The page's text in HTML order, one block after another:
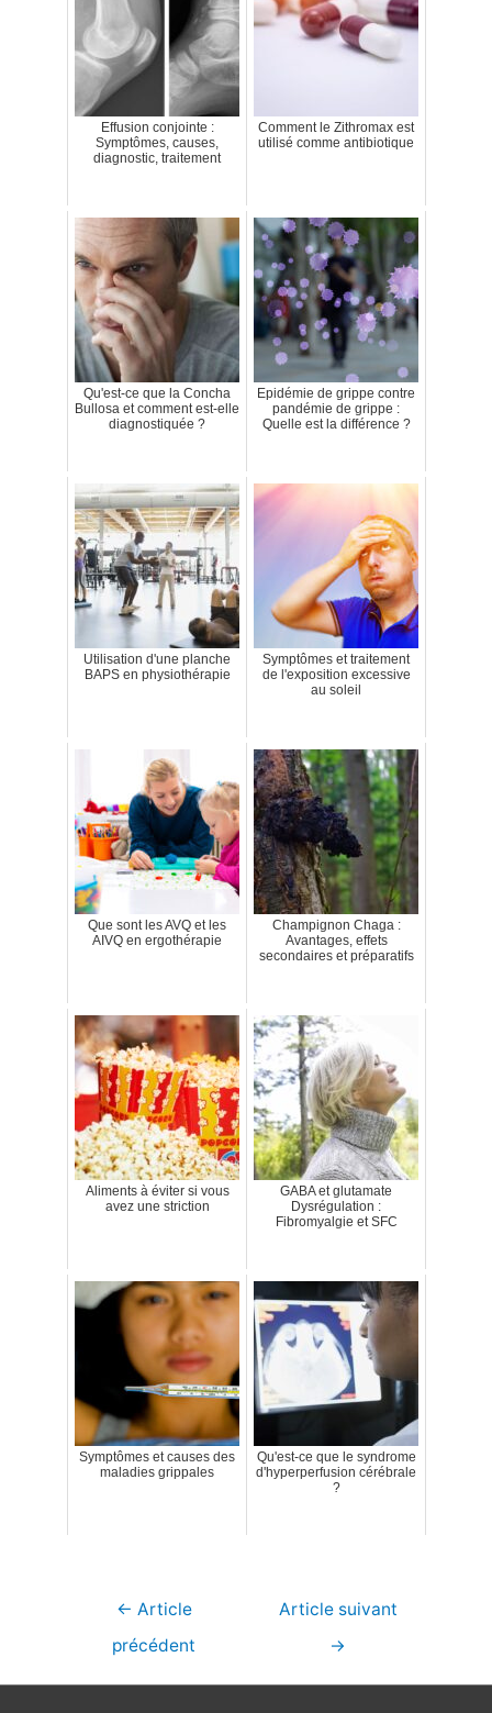
Effusion conjointe :
Symptômes, causes,
diagnostic, traitement
Comment le Zithromax est
utilisé comme antibiotique
Qu'est-ce que la Concha
Bullosa et comment est-elle
diagnostiquée ?
Epidémie de grippe contre
pandémie de grippe :
Quelle est la différence ?
Utilisation d'une planche
BAPS en physiothérapie
Symptômes et traitement
de l'exposition excessive
au soleil
Que sont les AVQ et les
AIVQ en ergothérapie
Champignon Chaga :
Avantages, effets
secondaires et préparatifs
Aliments à éviter si vous
avez une striction
GABA et glutamate
Dysrégulation :
Fibromyalgie et SFC
Symptômes et causes des
maladies grippales
Qu'est-ce que le syndrome
d'hyperperfusion cérébrale
?
Navigation
← Article
précédent
Article suivant
→